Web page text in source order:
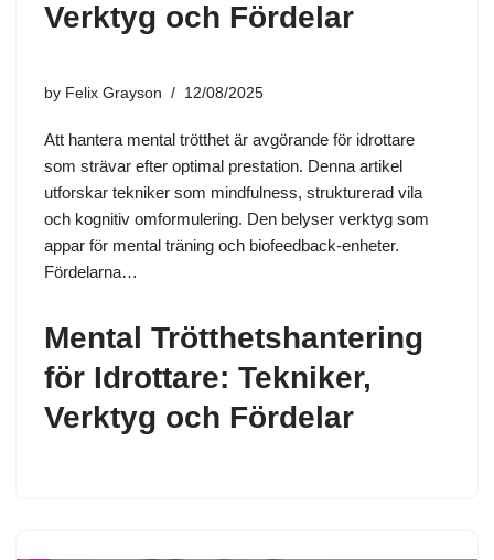
Verktyg och Fördelar
by Felix Grayson 12/08/2025
Att hantera mental trötthet är avgörande för idrottare
som strävar efter optimal prestation. Denna artikel
utforskar tekniker som mindfulness, strukturerad vila
och kognitiv omformulering. Den belyser verktyg som
appar för mental träning och biofeedback-enheter.
Fördelarna…
Mental Trötthetshantering
för Idrottare: Tekniker,
Verktyg och Fördelar